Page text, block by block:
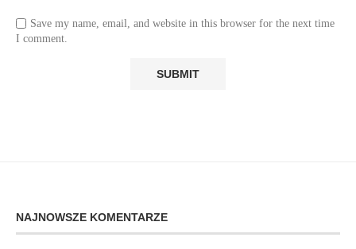
Save my name, email, and website in this browser for the next time
I comment.
NAJNOWSZE KOMENTARZE